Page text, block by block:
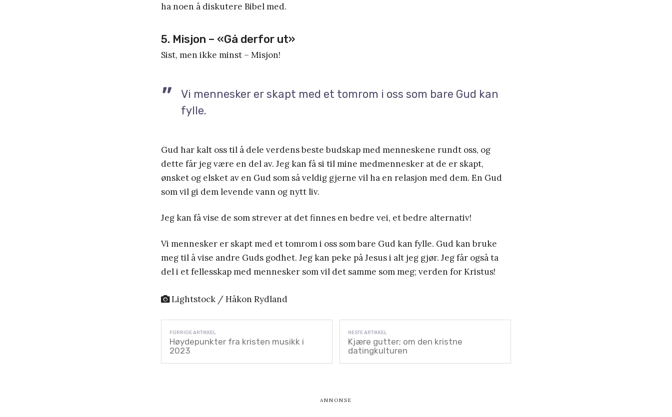
ha noen å diskutere Bibel med.
5. Misjon – «Gå derfor ut»
Sist, men ikke minst – Misjon!
Vi mennesker er skapt med et tomrom i oss som bare Gud kan
fylle.
Gud har kalt oss til å dele verdens beste budskap med menneskene rundt oss, og
dette får jeg være en del av. Jeg kan få si til mine medmennesker at de er skapt,
ønsket og elsket av en Gud som så veldig gjerne vil ha en relasjon med dem. En Gud
som vil gi dem levende vann og nytt liv.
Jeg kan få vise de som strever at det finnes en bedre vei, et bedre alternativ!
Vi mennesker er skapt med et tomrom i oss som bare Gud kan fylle. Gud kan bruke
meg til å vise andre Guds godhet. Jeg kan peke på Jesus i alt jeg gjør. Jeg får også ta
del i et fellesskap med mennesker som vil det samme som meg; verden for Kristus!
Lightstock / Håkon Rydland
Høydepunkter fra kristen musikk i
2023
Kjære gutter; om den kristne
datingkulturen